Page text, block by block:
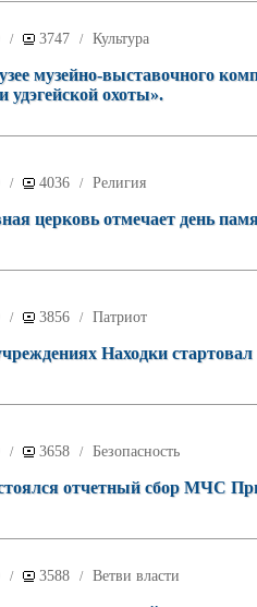
/ 3747 / Культура
музейно-выставочного
удэгейской охоты».
/ 4036 / Религия
церковь отмечает день
/ 3856 / Патриот
Находки
/ 3658 / Безопасность
отчетный сбор МЧС
/ 3588 / Ветви власти